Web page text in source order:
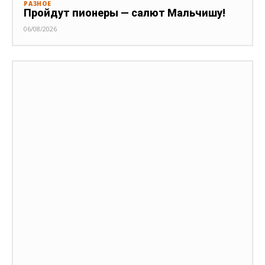
РАЗНОЕ
Пройдут пионеры — салют Мальчишу!
06/08/2026